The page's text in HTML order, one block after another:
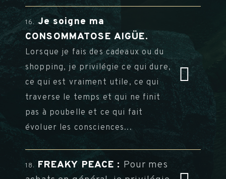
16. Je soigne ma
CONSOMMATOSE AIGÜE.
Lorsque je fais des cadeaux ou du
shopping, je privilégie ce qui dure,
ce qui est vraiment utile, ce qui
traverse le temps et qui ne finit
pas à poubelle et ce qui fait
évoluer les consciences...
18. FREAKY PEACE : Pour mes